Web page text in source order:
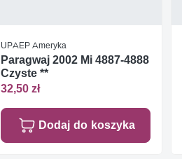
UPAEP Ameryka
Paragwaj 2002 Mi 4887-4888
Czyste **
32,50 zł
Dodaj do koszyka